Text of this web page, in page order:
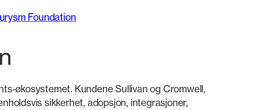
Foundation
økosystemet. Kundene Sullivan og Cromwell,
sikkerhet, adopsjon, integrasjoner,